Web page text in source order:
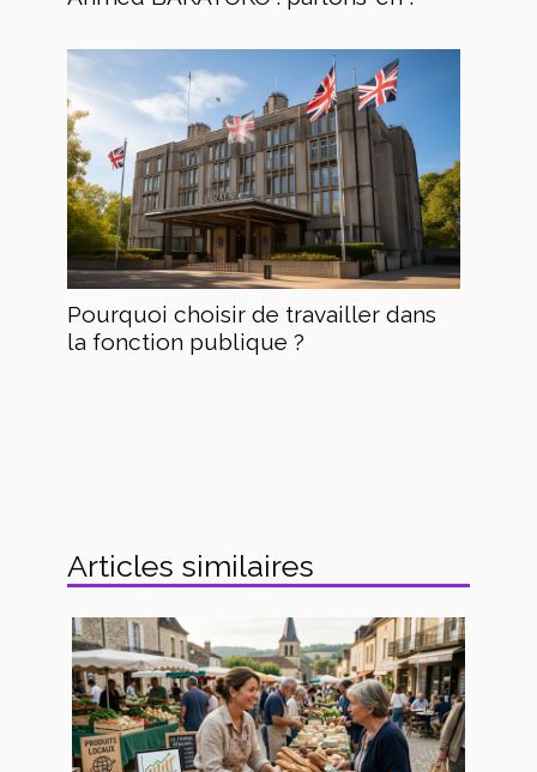
Pourquoi choisir de travailler dans
la fonction publique ?
Articles similaires